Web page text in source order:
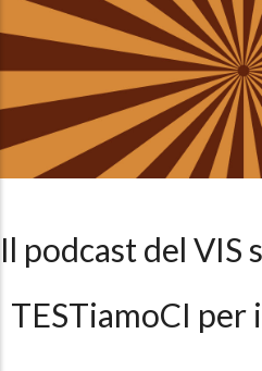
TESTiamoCI
Il podcast del VIS